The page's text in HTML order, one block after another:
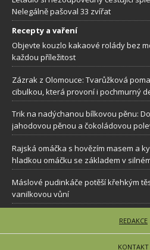
Nelegálně pašoval 33 zvířat
Recepty a vaření
Objevte kouzlo kakaové rolády bez
každou příležitost
Zázrak z Olomouce: Tvarůžková
cibulkou, která provoní i pochmurný
Trik na nadýchanou bílkovou pěnu:
jahodovou pěnou a čokoládovou
Rajská omáčka s hovězím masem a
hladkou omáčku se základem v
Máslové pudinkáče potěší křehkým
vanilkovou vůní
REDAKCE
KONTAKT